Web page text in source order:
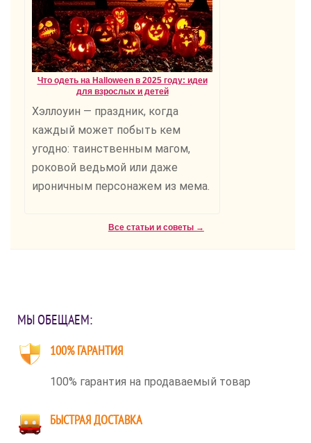
Что одеть на Halloween в 2025 году: идеи
для взрослых и детей
Хэллоуин — праздник, когда
каждый может побыть кем
угодно: таинственным магом,
роковой ведьмой или даже
ироничным персонажем из мема.
Все статьи и советы →
МЫ ОБЕЩАЕМ:
100% ГАРАНТИЯ
100% гарантия на продаваемый товар
БЫСТРАЯ ДОСТАВКА